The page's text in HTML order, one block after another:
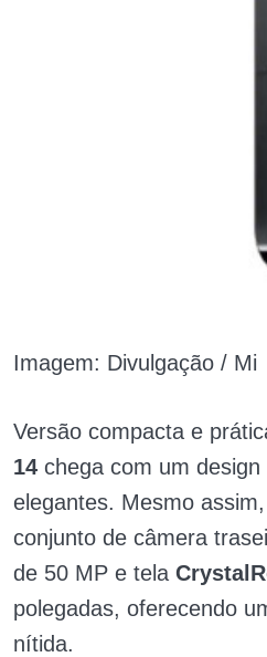
Imagem: Divulgação / Mi
Versão compacta e
14 chega com um
elegantes. Mesmo
conjunto de câmera
de 50 MP e tela
polegadas, oferecendo
nítida.